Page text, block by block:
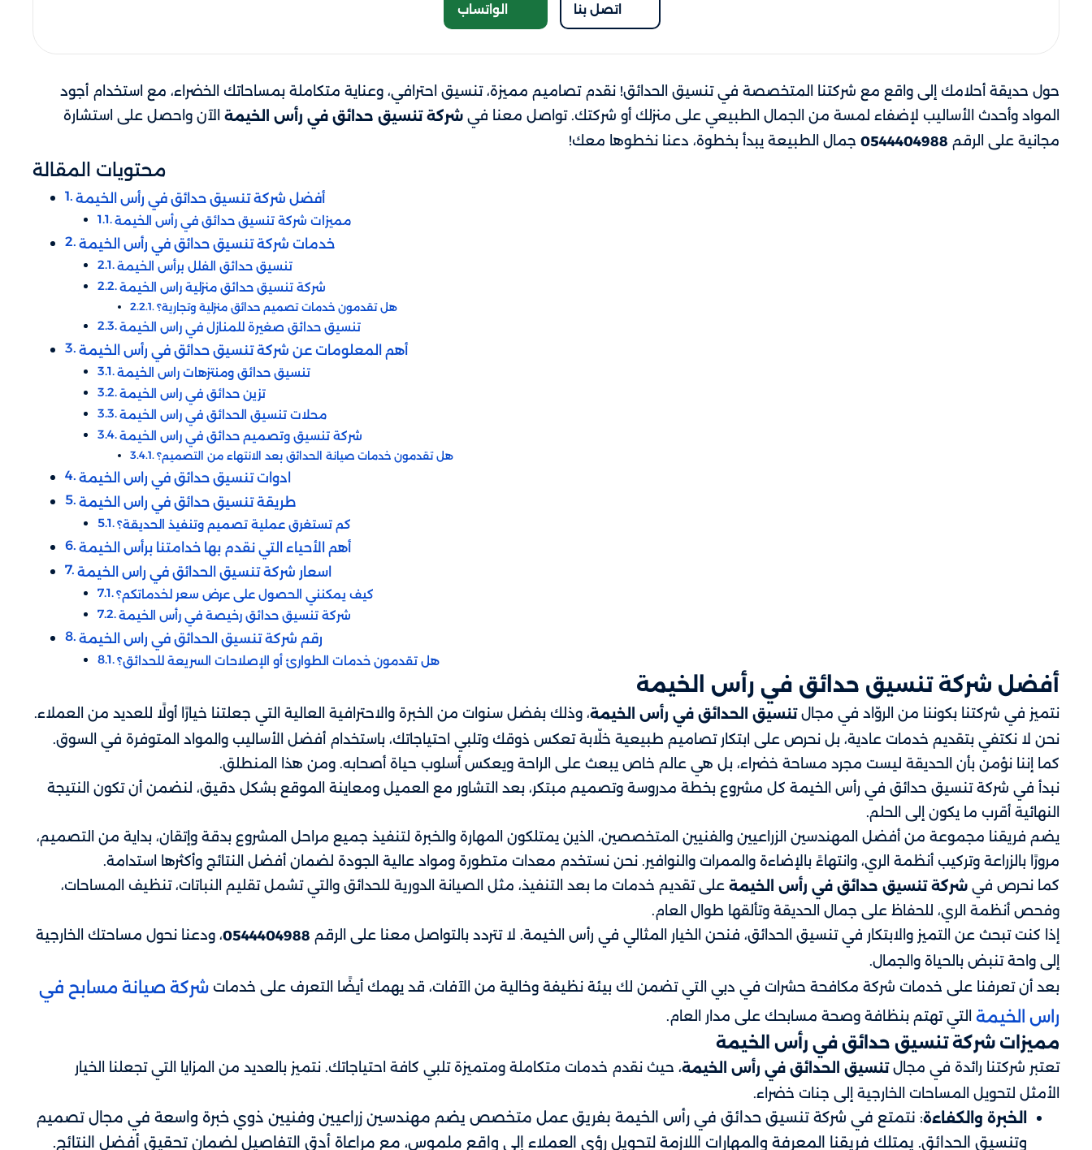
اتصل بنا الواتساب
حول حديقة أحلامك إلى واقع مع شركتنا المتخصصة في تنسيق الحدائق! نقدم تصاميم مميزة، تنسيق احترافي، وعناية متكاملة بمساحاتك الخضراء، مع استخدام أجود
المواد وأحدث الأساليب لإضفاء لمسة من الجمال الطبيعي على منزلك أو شركتك. تواصل معنا في شركة تنسيق حدائق في رأس الخيمة الآن واحصل على استشارة
مجانية على الرقم 0544404988 جمال الطبيعة يبدأ بخطوة، دعنا نخطوها معك!
محتويات المقالة
أفضل شركة تنسيق حدائق في رأس الخيمة
مميزات شركة تنسيق حدائق في رأس الخيمة
خدمات شركة تنسيق حدائق في رأس الخيمة
تنسيق حدائق الفلل برأس الخيمة
شركة تنسيق حدائق منزلية راس الخيمة
هل تقدمون خدمات تصميم حدائق منزلية وتجارية؟
تنسيق حدائق صغيرة للمنازل في راس الخيمة
أهم المعلومات عن شركة تنسيق حدائق في رأس الخيمة
تنسيق حدائق ومنتزهات راس الخيمة
تزين حدائق في راس الخيمة
محلات تنسيق الحدائق في راس الخيمة
شركة تنسيق وتصميم حدائق في راس الخيمة
هل تقدمون خدمات صيانة الحدائق بعد الانتهاء من التصميم؟
ادوات تنسيق حدائق في راس الخيمة
طريقة تنسيق حدائق في راس الخيمة
كم تستغرق عملية تصميم وتنفيذ الحديقة؟
أهم الأحياء التي نقدم بها خدامتنا برأس الخيمة
اسعار شركة تنسيق الحدائق في راس الخيمة
كيف يمكنني الحصول على عرض سعر لخدماتكم؟
شركة تنسيق حدائق رخيصة في رأس الخيمة
رقم شركة تنسيق الحدائق في راس الخيمة
هل تقدمون خدمات الطوارئ أو الإصلاحات السريعة للحدائق؟
أفضل شركة تنسيق حدائق في رأس الخيمة
نتميز في شركتنا بكوننا من الروّاد في مجالتنسيق الحدائق في رأس الخيمة، وذلك بفضل سنوات من الخبرة والاحترافية العالية التي جعلتنا خيارًا أولًا للعديد من العملاء.
نحن لا نكتفي بتقديم خدمات عادية، بل نحرص على ابتكار تصاميم طبيعية خلّابة تعكس ذوقك وتلبي احتياجاتك، باستخدام أفضل الأساليب والمواد المتوفرة في السوق.
كما إننا نؤمن بأن الحديقة ليست مجرد مساحة خضراء، بل هي عالم خاص يبعث على الراحة ويعكس أسلوب حياة أصحابه. ومن هذا المنطلق.
نبدأ في شركة تنسيق حدائق في رأس الخيمة كل مشروع بخطة مدروسة وتصميم مبتكر، بعد التشاور مع العميل ومعاينة الموقع بشكل دقيق، لنضمن أن تكون النتيجة
النهائية أقرب ما يكون إلى الحلم.
يضم فريقنا مجموعة من أفضل المهندسين الزراعيين والفنيين المتخصصين، الذين يمتلكون المهارة والخبرة لتنفيذ جميع مراحل المشروع بدقة وإتقان، بداية من التصميم،
مرورًا بالزراعة وتركيب أنظمة الري، وانتهاءً بالإضاءة والممرات والنوافير. نحن نستخدم معدات متطورة ومواد عالية الجودة لضمان أفضل النتائج وأكثرها استدامة.
كما نحرص في شركة تنسيق حدائق في رأس الخيمة على تقديم خدمات ما بعد التنفيذ، مثل الصيانة الدورية للحدائق والتي تشمل تقليم النباتات، تنظيف المساحات،
وفحص أنظمة الري، للحفاظ على جمال الحديقة وتألقها طوال العام.
إذا كنت تبحث عن التميز والابتكار في تنسيق الحدائق، فنحن الخيار المثالي في رأس الخيمة. لا تتردد بالتواصل معنا على الرقم 0544404988، ودعنا نحول مساحتك الخارجية
إلى واحة تنبض بالحياة والجمال.
بعد أن تعرفنا على خدمات شركة مكافحة حشرات في دبي التي تضمن لك بيئة نظيفة وخالية من الآفات، قد يهمك أيضًا التعرف على خدمات شركة صيانة مسابح في
راس الخيمة التي تهتم بنظافة وصحة مسابحك على مدار العام.
مميزات شركة تنسيق حدائق في رأس الخيمة
تعتبر شركتنا رائدة في مجالتنسيق الحدائق في رأس الخيمة، حيث نقدم خدمات متكاملة ومتميزة تلبي كافة احتياجاتك. نتميز بالعديد من المزايا التي تجعلنا الخيار
الأمثل لتحويل المساحات الخارجية إلى جنات خضراء.
الخبرة والكفاءة: نتمتع في شركة تنسيق حدائق في رأس الخيمة بفريق عمل متخصص يضم مهندسين زراعيين وفنيين ذوي خبرة واسعة في مجال تصميم
وتنسيق الحدائق. يمتلك فريقنا المعرفة والمهارات اللازمة لتحويل رؤى العملاء إلى واقع ملموس، مع مراعاة أدق التفاصيل لضمان تحقيق أفضل النتائج.